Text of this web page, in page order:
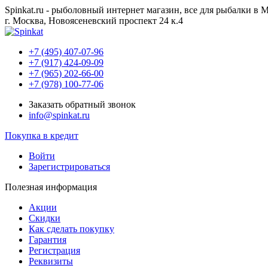
Spinkat.ru - рыболовный интернет магазин, все для рыбалки в
г. Москва, Новоясеневский проспект 24 к.4
+7 (495) 407-07-96
+7 (917) 424-09-09
+7 (965) 202-66-00
+7 (978) 100-77-06
Заказать обратный звонок
info@spinkat.ru
Покупка в кредит
Войти
Зарегистрироваться
Полезная информация
Акции
Скидки
Как сделать покупку
Гарантия
Регистрация
Реквизиты